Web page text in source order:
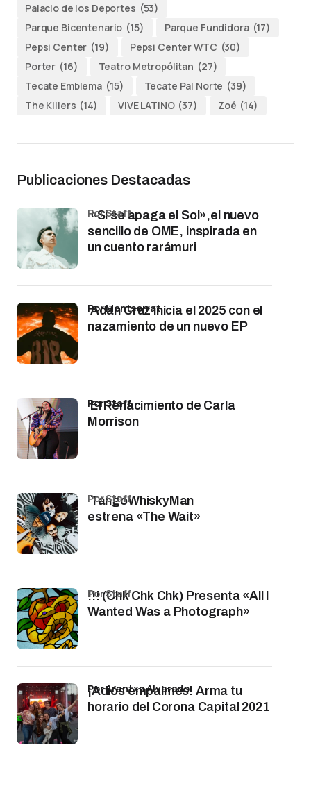
Palacio de los Deportes (53)
Parque Bicentenario (15) Parque Fundidora (17)
Pepsi Center (19) Pepsi Center WTC (30)
Porter (16) Teatro Metropólitan (27)
Tecate Emblema (15) Tecate Pal Norte (39)
The Killers (14) VIVE LATINO (37) Zoé (14)
Publicaciones Destacadas
«Si se apaga el Sol»,el nuevo
sencillo de OME, inspirada en
un cuento rarámuri
por Staff
Adán Cruz inicia el 2025 con el
nazamiento de un nuevo EP
por Montserrat
El Renacimiento de Carla
Morrison
por Staff
TangoWhiskyMan
estrena «The Wait»
por Staff
!!! (Chk Chk Chk) Presenta «All I
Wanted Was a Photograph»
por Staff
¡Adiós empalmes! Arma tu
horario del Corona Capital 2021
por Arantxa Alvarado